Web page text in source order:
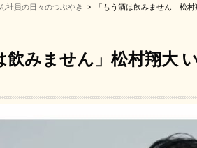
社員の日々のつぶやき 「もう酒は飲みません」松
飲みません」松村翔大